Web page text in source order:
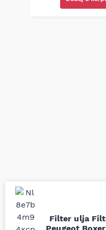
Filter ulja
Uporedila sam sve
moguće online